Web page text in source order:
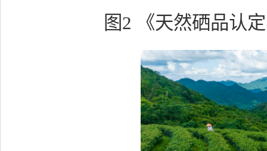
图2 《天然硒品认